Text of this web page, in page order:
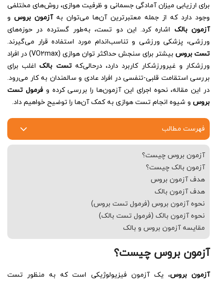
:
تست‌های
استاندارد
برای
ارزیابی
توان
هوازی
برای ارزیابی میزان آمادگی جسمانی و ظرفیت هوازی، روش‌های مختلفی
وجود دارد که از جمله معتبرترین آن‌ها می‌توان بهآزمون بروس و
آزمون بالک اشاره کرد. این دو تست، به‌طور گسترده در حوزه‌های
ورزشی، پزشکی ورزشی و تناسب‌اندام مورد استفاده قرار می‌گیرند.
تست بروس
بیشتر برای سنجش حداکثر توان هوازی (VO2max) در افراد
ورزشکار و غیرورزشکار کاربرد دارد، درحالی‌کهتست بالکاغلب برای
بررسی استقامت قلبی-تنفسی در افراد عادی و سالمندان به کار می‌رود.
در این مقاله، نحوه اجرای این آزمون‌ها را بررسی کرده وفرمول تست
بروس و شیوه انجام تست هوازی به کمک آن‌ها را توضیح خواهیم داد.
فهرست مطالب
آزمون بروس چیست؟
آزمون بالک چیست؟
هدف آزمون بروس
هدف آزمون بالک
نحوه آزمون بروس (فرمول تست بروس)
نحوه آزمون بالک (فرمول تست بالک)
مقایسه آزمون بروس و بالک
آزمون بروس چیست؟
آزمون بروس، یک آزمون فیزیولوژیکی است که به منظور تست